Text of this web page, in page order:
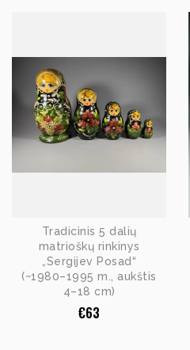
Tradicinis 5 dalių
matrioškų rinkinys
„Sergijev Posad“
(~1980–1995 m., aukštis
4–18 cm)
€63